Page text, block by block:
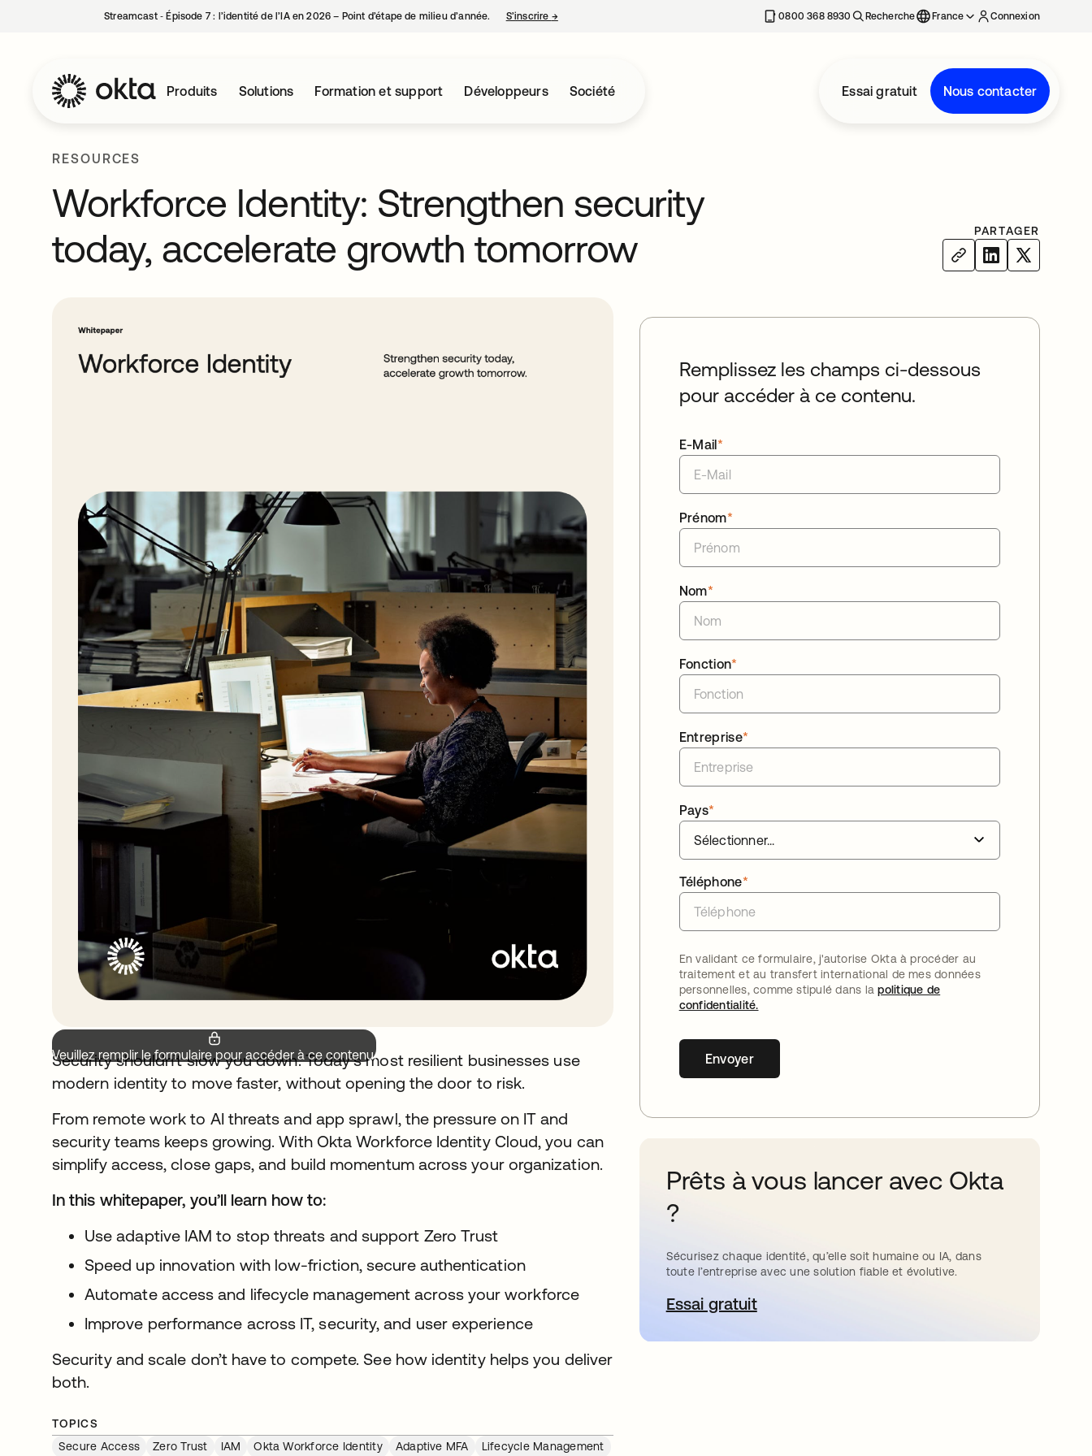
Streamcast ‑ Épisode 7 : l’identité de l’IA en 2026 – Point d’étape de milieu d’année. S’inscrire →s’ouvre dans un nouvel onglet 0800 368 8930 Recherche France Connexion
Produits Solutions Formation et support Développeurs Société Essai gratuit Nous contacter
RESOURCES
Workforce Identity: Strengthen security
today, accelerate growth tomorrow
PARTAGER
Veuillez remplir le formulaire pour accéder à ce contenu.
Security shouldn’t slow you down. Today’s most resilient businesses use
modern identity to move faster, without opening the door to risk.
From remote work to AI threats and app sprawl, the pressure on IT and
security teams keeps growing. With Okta Workforce Identity Cloud, you can
simplify access, close gaps, and build momentum across your organization.
In this whitepaper, you’ll learn how to:
Use adaptive IAM to stop threats and support Zero Trust
Speed up innovation with low-friction, secure authentication
Automate access and lifecycle management across your workforce
Improve performance across IT, security, and user experience
Security and scale don’t have to compete. See how identity helps you deliver
both.
TOPICS
Secure Access
Zero Trust IAM Okta Workforce Identity Adaptive MFA Lifecycle Management
Remplissez les champs ci-dessous
pour accéder à ce contenu.
*
E-Mail
*
Prénom
*
Nom
*
Fonction
*
Entreprise
*
Pays
*
Téléphone
En validant ce formulaire, j'autorise Okta à procéder au
traitement et au transfert international de mes données
personnelles, comme stipulé dans lapolitique de
confidentialité.
Envoyer
Prêts à vous lancer avec Okta
?
Sécurisez chaque identité, qu’elle soit humaine ou IA, dans
toute l’entreprise avec une solution fiable et évolutive.
Essai gratuits’ouvre dans un nouvel onglet